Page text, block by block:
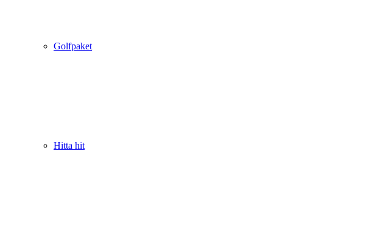
Golfpaket
Hitta hit